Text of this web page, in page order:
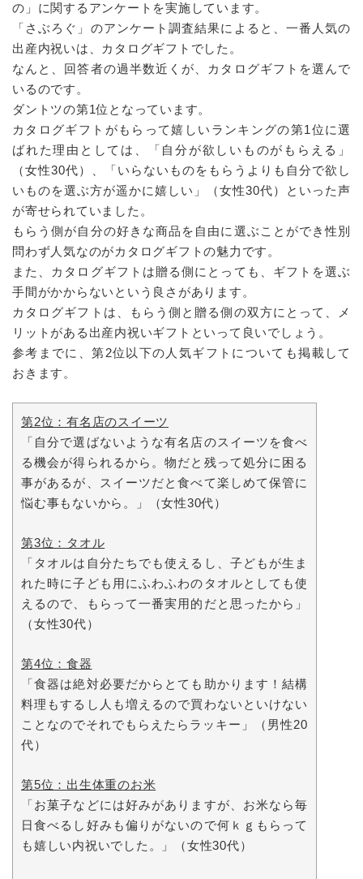
の」に関するアンケートを実施しています。
「さぶろぐ」のアンケート調査結果によると、一番人気の
出産内祝いは、カタログギフトでした。
なんと、回答者の過半数近くが、カタログギフトを選んで
いるのです。
ダントツの第1位となっています。
カタログギフトがもらって嬉しいランキングの第1位に選
ばれた理由としては、「自分が欲しいものがもらえる」
（女性30代）、「いらないものをもらうよりも自分で欲し
いものを選ぶ方が遥かに嬉しい」（女性30代）といった声
が寄せられていました。
もらう側が自分の好きな商品を自由に選ぶことができ性別
問わず人気なのがカタログギフトの魅力です。
また、カタログギフトは贈る側にとっても、ギフトを選ぶ
手間がかからないという良さがあります。
カタログギフトは、もらう側と贈る側の双方にとって、メ
リットがある出産内祝いギフトといって良いでしょう。
参考までに、第2位以下の人気ギフトについても掲載して
おきます。
第2位：有名店のスイーツ
「自分で選ばないような有名店のスイーツを食べ
る機会が得られるから。物だと残って処分に困る
事があるが、スイーツだと食べて楽しめて保管に
悩む事もないから。」（女性30代）
第3位：タオル
「タオルは自分たちでも使えるし、子どもが生ま
れた時に子ども用にふわふわのタオルとしても使
えるので、もらって一番実用的だと思ったから」
（女性30代）
第4位：食器
「食器は絶対必要だからとても助かります！結構
料理もするし人も増えるので買わないといけない
ことなのでそれでもらえたらラッキー」（男性20
代）
第5位：出生体重のお米
「お菓子などには好みがありますが、お米なら毎
日食べるし好みも偏りがないので何ｋｇもらって
も嬉しい内祝いでした。」（女性30代）